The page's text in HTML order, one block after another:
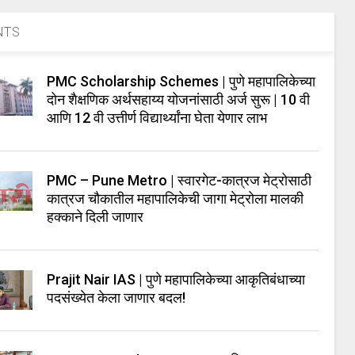
PMC Scholarship Schemes | पुणे महापालिकेच्या
दोन शैक्षणिक अर्थसहाय्य योजनांसाठी अर्ज सुरू | 10 वी
आणि 12 वी उत्तीर्ण विद्यार्थ्यांना घेता येणार लाभ
PMC – Pune Metro | स्वारगेट-कात्रज मेट्रोसाठी
कात्रज चौकातील महापालिकेची जागा मेट्रोला मालकी
हक्काने दिली जाणार
Prajit Nair IAS | पुणे महापालिकेच्या आकृतिबंधाच्या
पदसंख्येत केला जाणार बदल!